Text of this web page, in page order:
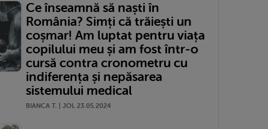
Ce înseamnă să naști în
România? Simți că trăiești un
coșmar! Am luptat pentru viața
copilului meu și am fost într-o
cursă contra cronometru cu
indiferența și nepăsarea
sistemului medical
BIANCA T. | JOI, 23.05.2024